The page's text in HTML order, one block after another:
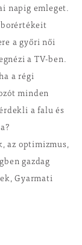
napig emleget.
a győri női
a TV-ben.
a régi
minden
a falu és
az optimizmus,
gazdag
Gyarmati